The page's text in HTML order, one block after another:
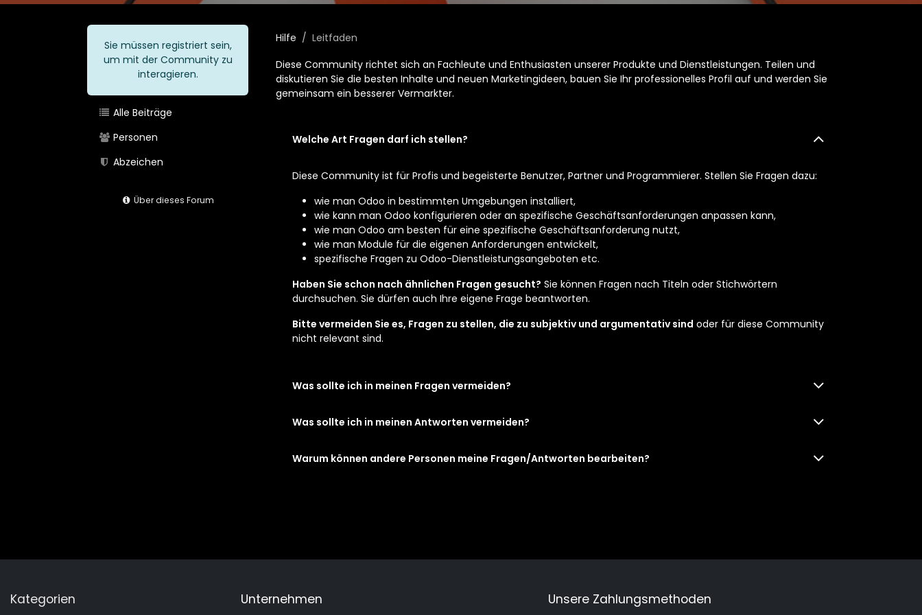
Sie müssen registriert sein,
um mit der Community zu
interagieren.
Alle Beiträge
Personen
Abzeichen
Über dieses Forum
Hilfe
Leitfaden
Diese Community richtet sich an Fachleute und Enthusiasten unserer Produkte und Dienstleistungen. Teilen und
diskutieren Sie die besten Inhalte und neuen Marketingideen, bauen Sie Ihr professionelles Profil auf und werden Sie
gemeinsam ein besserer Vermarkter.
Welche Art Fragen darf ich stellen?
Diese Community ist für Profis und begeisterte Benutzer, Partner und Programmierer. Stellen Sie Fragen dazu:
wie man Odoo in bestimmten Umgebungen installiert,
wie kann man Odoo konfigurieren oder an spezifische Geschäftsanforderungen anpassen kann,
wie man Odoo am besten für eine spezifische Geschäftsanforderung nutzt,
wie man Module für die eigenen Anforderungen entwickelt,
spezifische Fragen zu Odoo-Dienstleistungsangeboten etc.
Haben Sie schon nach ähnlichen Fragen gesucht? Sie können Fragen nach Titeln oder Stichwörtern
durchsuchen. Sie dürfen auch Ihre eigene Frage beantworten.
Bitte vermeiden Sie es, Fragen zu stellen, die zu subjektiv und argumentativ sind oder für diese Community
nicht relevant sind.
Was sollte ich in meinen Fragen vermeiden?
Was sollte ich in meinen Antworten vermeiden?
Warum können andere Personen meine Fragen/Antworten bearbeiten?
Kategorien Unternehmen Unsere Zahlungsmethoden